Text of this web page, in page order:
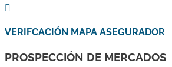

VERIFCACIÓN MAPA ASEGURADOR
PROSPECCIÓN DE MERCADOS